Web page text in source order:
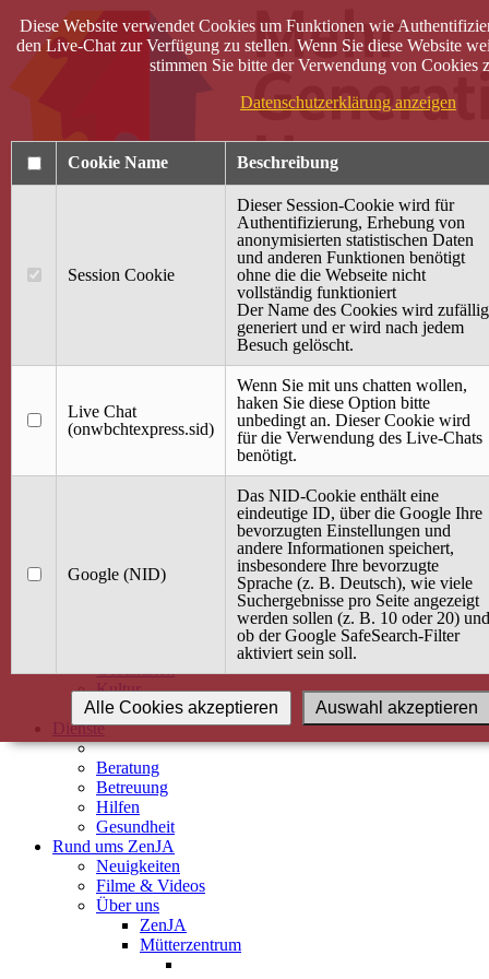
40 Jahre Mütterzentrum
Terminkalender
Gemeinsam aktiv
Gemeinsam unterwegs
wirFAIRändern
Angebot / Kurs suchen
Babybauch & Elternschaft
Gesundheit
Kultur
Alle Kurse
Dienste
Beratung
Betreuung
Hilfen
Gesundheit
Rund ums ZenJA
Neuigkeiten
Filme & Videos
Über uns
ZenJA
Mütterzentrum
Diese Website verwendet Cookies um Funktionen wie
den Live-Chat zur Verfügung zu stellen. Wenn Sie diese Website
stimmen Sie bitte der Verwendung von Cookies
Datenschutzerklärung anzeigen
Cookie Name Beschreibung
Session Cookie
Dieser Session-Cookie wird für
Authentifizierung, Erhebung von
anonymisierten statistischen Daten
und anderen Funktionen benötigt
ohne die die Webseite nicht
vollständig funktioniert
Der Name des Cookies wird zufällig
generiert und er wird nach jedem
Besuch gelöscht.
Live Chat
(onwbchtexpress.sid)
Wenn Sie mit uns chatten wollen,
haken Sie diese Option bitte
unbedingt an. Dieser Cookie wird
für die Verwendung des Live-Chats
benötigt.
Google (NID)
Das NID-Cookie enthält eine
eindeutige ID, über die Google Ihre
bevorzugten Einstellungen und
andere Informationen speichert,
insbesondere Ihre bevorzugte
Sprache (z. B. Deutsch), wie viele
Suchergebnisse pro Seite angezeigt
werden sollen (z. B. 10 oder 20) und
ob der Google SafeSearch-Filter
aktiviert sein soll.
Auswahl akzeptieren
Alle Cookies akzeptieren